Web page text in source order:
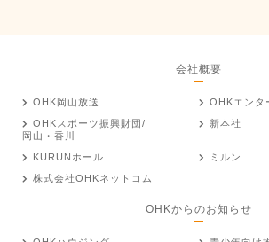
会社概要
OHK岡山放送
OHKエンタ
OHKスポーツ振興財団/
岡山・香川
新本社
KURUNホール
ミルン
株式会社OHKネットコム
OHKからのお知らせ